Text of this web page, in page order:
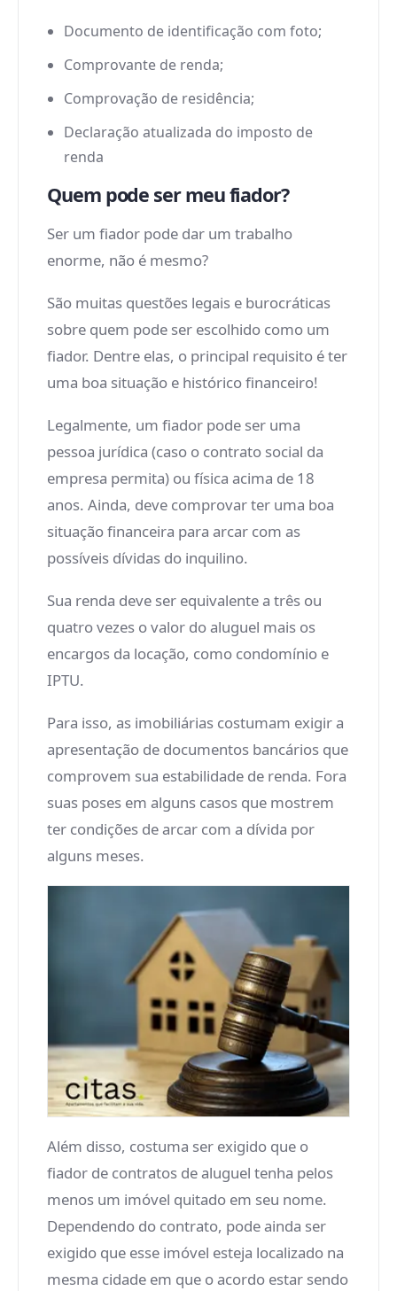
Documento de identificação com foto;
Comprovante de renda;
Comprovação de residência;
Declaração atualizada do imposto de
renda
Quem pode ser meu fiador?
Ser um fiador pode dar um trabalho
enorme, não é mesmo?
São muitas questões legais e burocráticas
sobre quem pode ser escolhido como um
fiador. Dentre elas, o principal requisito é ter
uma boa situação e histórico financeiro!
Legalmente, um fiador pode ser uma
pessoa jurídica (caso o contrato social da
empresa permita) ou física acima de 18
anos. Ainda, deve comprovar ter uma boa
situação financeira para arcar com as
possíveis dívidas do inquilino.
Sua renda deve ser equivalente a três ou
quatro vezes o valor do aluguel mais os
encargos da locação, como condomínio e
IPTU.
Para isso, as imobiliárias costumam exigir a
apresentação de documentos bancários que
comprovem sua estabilidade de renda. Fora
suas poses em alguns casos que mostrem
ter condições de arcar com a dívida por
alguns meses.
Além disso, costuma ser exigido que o
fiador de contratos de aluguel tenha pelos
menos um imóvel quitado em seu nome.
Dependendo do contrato, pode ainda ser
exigido que esse imóvel esteja localizado na
mesma cidade em que o acordo estar sendo